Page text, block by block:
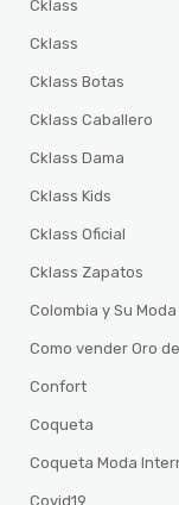
Cklass
Cklass
Cklass Botas
Cklass Caballero
Cklass Dama
Cklass Kids
Cklass Oficial
Cklass Zapatos
Colombia y Su Moda
Como vender Oro
Confort
Coqueta
Coqueta Moda
Covid19